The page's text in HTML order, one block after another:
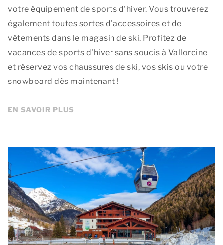
votre équipement de sports d'hiver. Vous trouverez
également toutes sortes d'accessoires et de
vêtements dans le magasin de ski. Profitez de
vacances de sports d'hiver sans soucis à Vallorcine
et réservez vos chaussures de ski, vos skis ou votre
snowboard dès maintenant !
EN SAVOIR PLUS